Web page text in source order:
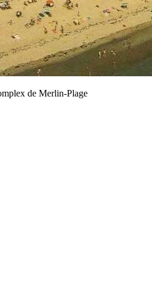
de Merlin-Plage